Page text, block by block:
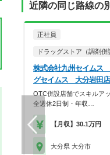
近隣の同じ路線の
正社員
ドラッグストア（調剤併
株式会社九州セイムス
グセイムス 大分岩田店
OTC併設店舗でスキルア
全週休2日制・年収…
【月収】30.1万円
大分県 大分市